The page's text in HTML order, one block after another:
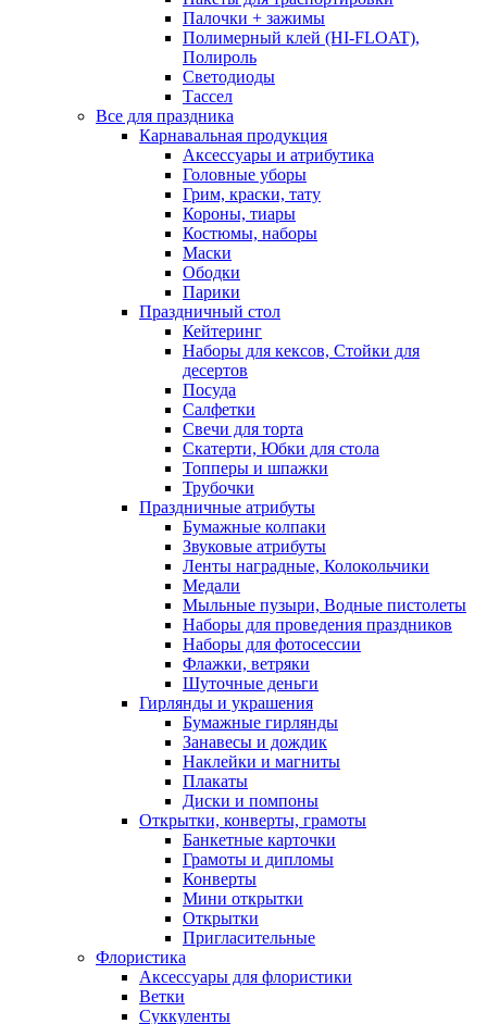
Палочки + зажимы
Полимерный клей (HI-FLOAT),
Полироль
Светодиоды
Тассел
Все для праздника
Карнавальная продукция
Аксессуары и атрибутика
Головные уборы
Грим, краски, тату
Короны, тиары
Костюмы, наборы
Маски
Ободки
Парики
Праздничный стол
Кейтеринг
Наборы для кексов, Стойки для
десертов
Посуда
Салфетки
Свечи для торта
Скатерти, Юбки для стола
Топперы и шпажки
Трубочки
Праздничные атрибуты
Бумажные колпаки
Звуковые атрибуты
Ленты наградные, Колокольчики
Медали
Мыльные пузыри, Водные пистолеты
Наборы для проведения праздников
Наборы для фотосессии
Флажки, ветряки
Шуточные деньги
Гирлянды и украшения
Бумажные гирлянды
Занавесы и дождик
Наклейки и магниты
Плакаты
Диски и помпоны
Открытки, конверты, грамоты
Банкетные карточки
Грамоты и дипломы
Конверты
Мини открытки
Открытки
Пригласительные
Флористика
Аксессуары для флористики
Ветки
Суккуленты